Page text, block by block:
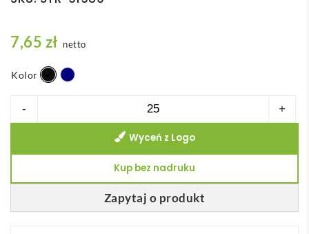
7,65 zł netto
Kolor
-
KYLIE
+
Zapytaj o produkt
Wyceń z Logo
Kup bez nadruku